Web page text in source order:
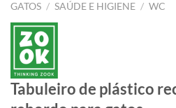
GATOS / SAÚDE E HIGIENE / WC
Tabuleiro de plástico